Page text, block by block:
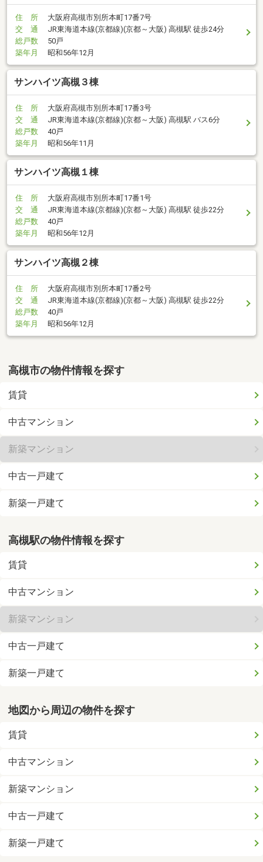
住 所
大阪府高槻市別所本町17番7号
交 通
JR東海道本線(京都線)(京都～大阪) 高槻駅 徒歩24分
総戸数
50戸
築年月
昭和56年12月
サンハイツ高槻３棟
住 所
大阪府高槻市別所本町17番3号
交 通
JR東海道本線(京都線)(京都～大阪) 高槻駅 バス6分
総戸数
40戸
築年月
昭和56年11月
サンハイツ高槻１棟
住 所
大阪府高槻市別所本町17番1号
交 通
JR東海道本線(京都線)(京都～大阪) 高槻駅 徒歩22分
総戸数
40戸
築年月
昭和56年12月
サンハイツ高槻２棟
住 所
大阪府高槻市別所本町17番2号
交 通
JR東海道本線(京都線)(京都～大阪) 高槻駅 徒歩22分
総戸数
40戸
築年月
昭和56年12月
高槻市の物件情報を探す
賃貸
中古マンション
新築マンション
中古一戸建て
新築一戸建て
高槻駅の物件情報を探す
賃貸
中古マンション
新築マンション
中古一戸建て
新築一戸建て
地図から周辺の物件を探す
賃貸
中古マンション
新築マンション
中古一戸建て
新築一戸建て